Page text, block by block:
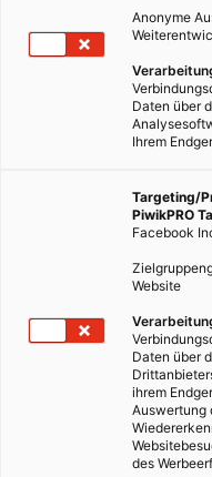
Anonyme
Daten über
Ihrem
Targeting/
PiwikPRO
Facebook
Website
Daten über
ihrem
Auswertung
des